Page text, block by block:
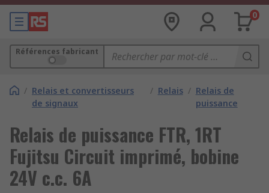
0
Références fabricant
/ Relais et convertisseurs
de signaux
/ Relais / Relais de
puissance
Relais de puissance FTR, 1RT
Fujitsu Circuit imprimé, bobine
24V c.c. 6A